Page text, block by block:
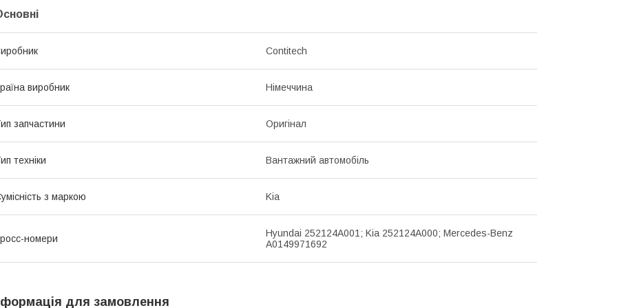
Contitech
виробник Німеччина
запчастини Оригінал
техніки Вантажний автомобіль
з маркою Kia
номери
Hyundai 252124A001; Kia 252124A000; Mercedes-Benz
A0149971692
для замовлення